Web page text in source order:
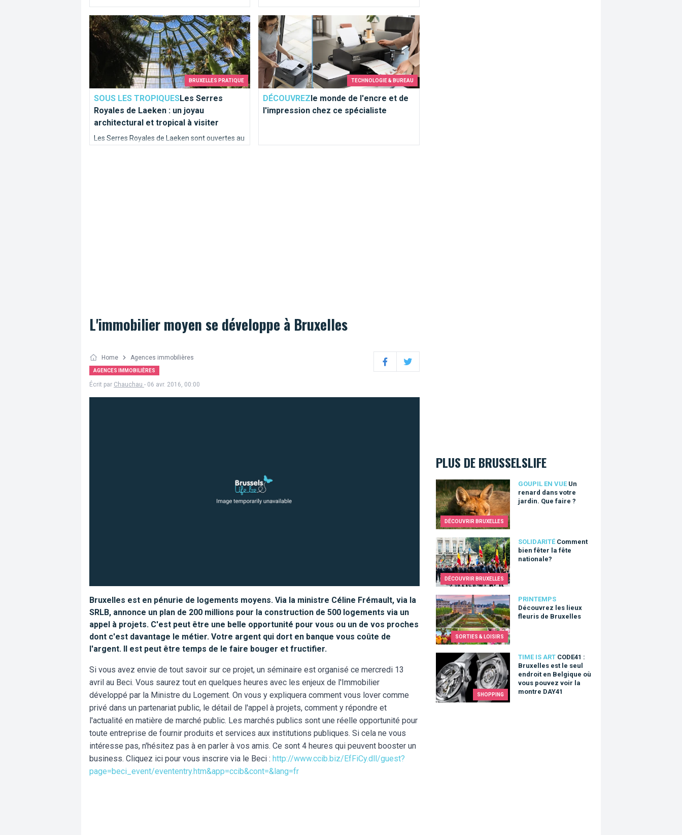
BRUXELLES PRATIQUE
SOUS LES TROPIQUESLes Serres
Royales de Laeken : un joyau
architectural et tropical à visiter
Les Serres Royales de Laeken sont ouvertes au
Les Serres Royales de Laeken : un joyau architectural et tropical à visiter
TECHNOLOGIE & BUREAU
DÉCOUVREZle monde de l'encre et de
l'impression chez ce spécialiste
le monde de l'encre et de l'impression chez ce spécialiste
L'immobilier moyen se développe à Bruxelles
Home Agences immobilières
AGENCES IMMOBILIÈRES FacebookTwitter
Écrit par Chauchau - 06 avr. 2016, 00:00
Bruxelles est en pénurie de logements moyens. Via la ministre Céline Frémault, via la
SRLB, annonce un plan de 200 millions pour la construction de 500 logements via un
appel à projets. C'est peut être une belle opportunité pour vous ou un de vos proches
dont c'est davantage le métier. Votre argent qui dort en banque vous coûte de
l'argent. Il est peut être temps de le faire bouger et fructifier.
Si vous avez envie de tout savoir sur ce projet, un séminaire est organisé ce mercredi 13
avril au Beci. Vous saurez tout en quelques heures avec les enjeux de l'Immobilier
développé par la Ministre du Logement. On vous y expliquera comment vous lover comme
privé dans un partenariat public, le détail de l'appel à projets, comment y répondre et
l'actualité en matière de marché public. Les marchés publics sont une réelle opportunité pour
toute entreprise de fournir produits et services aux institutions publiques. Si cela ne vous
intéresse pas, n'hésitez pas à en parler à vos amis. Ce sont 4 heures qui peuvent booster un
business. Cliquez ici pour vous inscrire via le Beci : http://www.ccib.biz/EfFiCy.dll/guest?
page=beci_event/evententry.htm&app=ccib&cont=&lang=fr
PLUS DE BRUSSELSLIFE
DÉCOUVRIR BRUXELLES
GOUPIL EN VUE Un
renard dans votre
jardin. Que faire ?
Un renard dans votre jardin. Que faire ?
DÉCOUVRIR BRUXELLES
SOLIDARITÉ Comment
bien fêter la fête
nationale?
Comment bien fêter la fête nationale?
SORTIES & LOISIRS
PRINTEMPS
Découvrez les lieux
fleuris de Bruxelles
Découvrez les lieux fleuris de Bruxelles
SHOPPING
TIME IS ART CODE41 :
Bruxelles est le seul
endroit en Belgique où
vous pouvez voir la
montre DAY41
CODE41 : Bruxelles est le seul endroit en Belgique où vous pouvez